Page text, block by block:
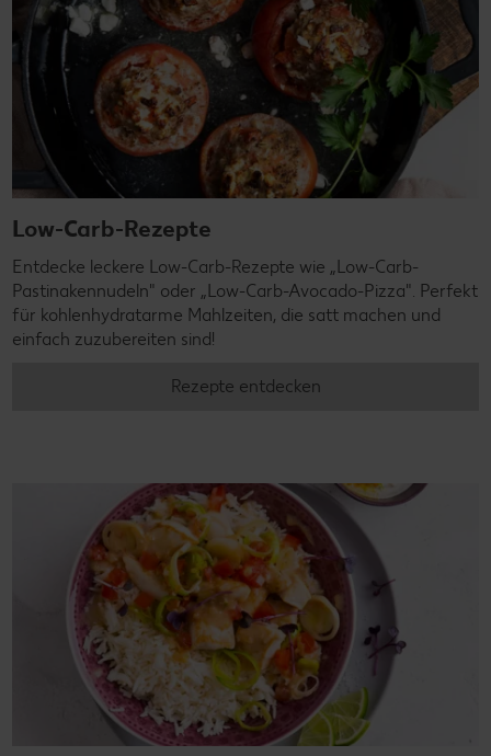
Low-Carb-Rezepte
Entdecke leckere Low-Carb-Rezepte wie „Low-Carb-
Pastinakennudeln" oder „Low-Carb-Avocado-Pizza". Perfekt
für kohlenhydratarme Mahlzeiten, die satt machen und
einfach zuzubereiten sind!
Rezepte entdecken